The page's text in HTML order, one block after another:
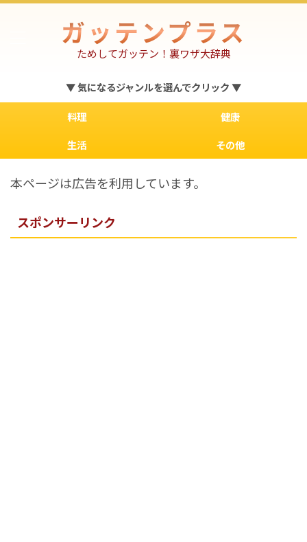
ガッテンプラス
ためしてガッテン！裏ワザ大辞典
▼ 気になるジャンルを選んでクリック ▼
料理
健康
生活
その他
本ページは広告を利用しています。
スポンサーリンク